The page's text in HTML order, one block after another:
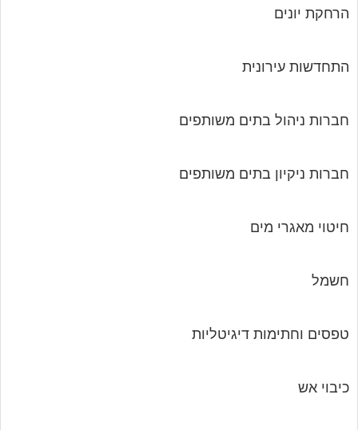
הרחקת יונים
התחדשות עירונית
חברות ניהול בתים משותפים
חברות ניקיון בתים משותפים
חיטוי מאגרי מים
חשמל
טפסים וחתימות דיגיטליות
כיבוי אש